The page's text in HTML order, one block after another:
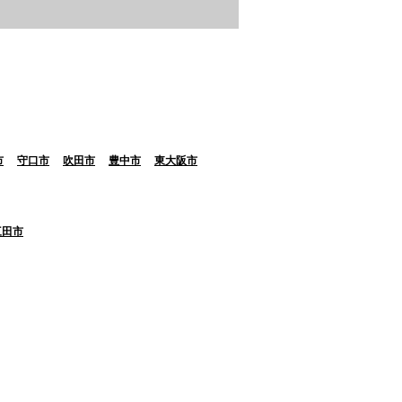
守口市 吹田市 豊中市 東大阪市
市